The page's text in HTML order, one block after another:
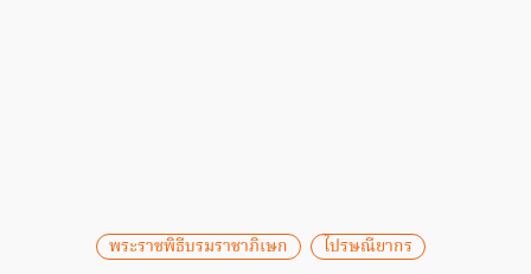
พระราชพิธีบรมราชาภิเษก ไปรษณียากร